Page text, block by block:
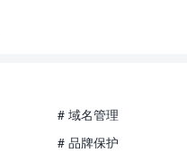
# 域名管理
# 品牌保护